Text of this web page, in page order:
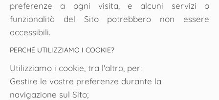
preferenze a ogni visita, e alcuni servizi o
funzionalità del Sito potrebbero non essere
accessibili.
PERCHÉ UTILIZZIAMO I COOKIE?
Utilizziamo i cookie, tra l'altro, per:
Gestire le vostre preferenze durante la
navigazione sul Sito;